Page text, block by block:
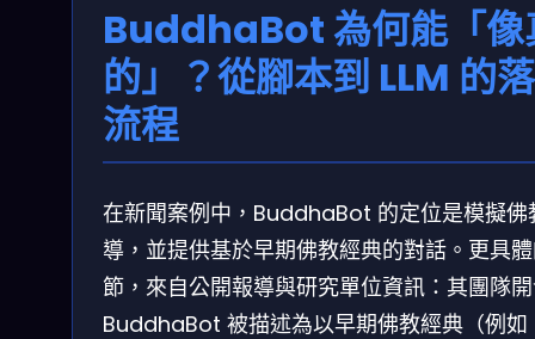
BuddhaBot 為何能「像
的」？從腳本到 LLM 的
流程
在新聞案例中，BuddhaBot 的定位是模擬佛
導，並提供基於早期佛教經典的對話。更具
節，來自公開報導與研究單位資訊：其團隊
BuddhaBot 被描述為以早期佛教經典（例如